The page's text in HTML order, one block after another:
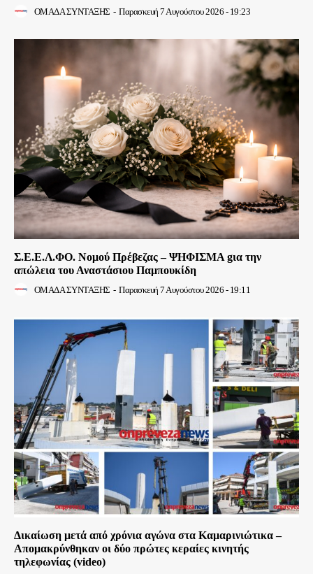
ΟΜΑΔΑ ΣΥΝΤΑΞΗΣ - Παρασκευή 7 Αυγούστου 2026 - 19:23
Σ.Ε.Ε.Λ.ΦΟ. Νομού Πρέβεζας – ΨΗΦΙΣΜΑ gια την
απώλεια του Αναστάσιου Παμπουκίδη
ΟΜΑΔΑ ΣΥΝΤΑΞΗΣ - Παρασκευή 7 Αυγούστου 2026 - 19:11
Δικαίωση μετά από χρόνια αγώνα στα Καμαρινιώτικα –
Απομακρύνθηκαν οι δύο πρώτες κεραίες κινητής
τηλεφωνίας (video)